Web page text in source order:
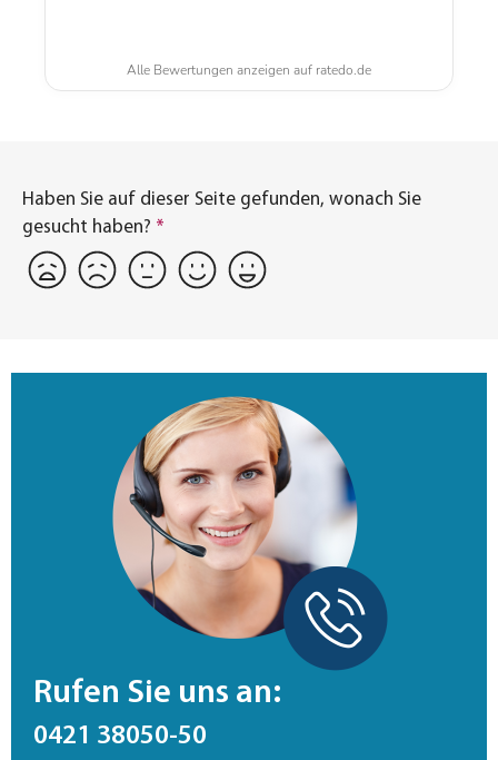
Alle Bewertungen anzeigen auf ratedo.de
Haben Sie auf dieser Seite gefunden, wonach Sie
gesucht haben? *
Rufen Sie uns an:
0421 38050-50